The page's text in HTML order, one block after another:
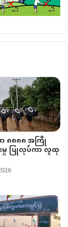
၈၈၈၈ အကြို
ပြုလုပ်ကာ လူထု